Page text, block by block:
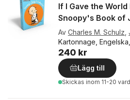
If I Gave the World
Snoopy's Book of
Av Charles M. Schulz
Kartonnage,
240 kr
Lägg till
Skickas inom 11-20